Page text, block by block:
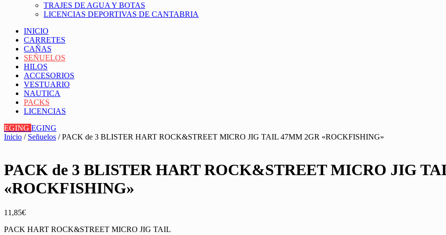
TRAJES DE AGUA Y BOTAS
LICENCIAS DEPORTIVAS DE CANTABRIA
INICIO
CARRETES
CAÑAS
SEÑUELOS
HILOS
ACCESORIOS
VESTUARIO
NAUTICA
PACKS
LICENCIAS
EGING EGING
Inicio / Señuelos / PACK de 3 BLISTER HART ROCK&STREET MICRO JIG TAIL 47MM 2GR «ROCKFISHING»
PACK de 3 BLISTER HART ROCK&STREET MICRO JIG
«ROCKFISHING»
11,85€
PACK HART ROCK&STREET MICRO JIG TAIL